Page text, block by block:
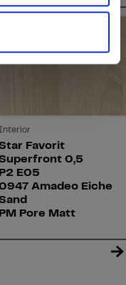
Interior
Star Favorit
Superfront 0,5
P2 E05
Amadeo Eiche
Sand
PM Pore Matt